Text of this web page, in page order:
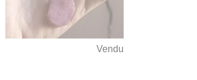
Vendu